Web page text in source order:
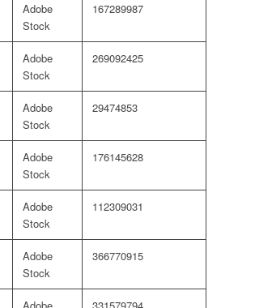
Adobe
Stock
167289987
Adobe
Stock
269092425
Adobe
Stock
29474853
Adobe
Stock
176145628
Adobe
Stock
112309031
Adobe
Stock
366770915